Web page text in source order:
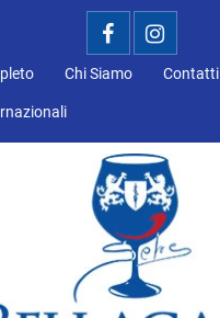
Chi Siamo Contatti